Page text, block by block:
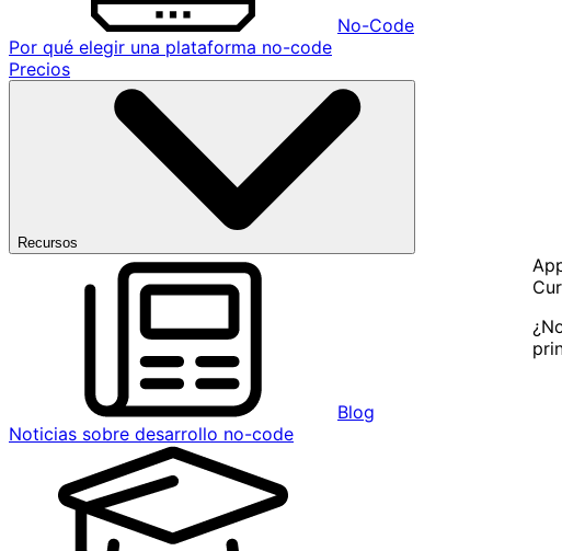
No-Code
Por qué elegir una plataforma no-code
Precios
Recursos
Blog
Noticias sobre desarrollo no-code